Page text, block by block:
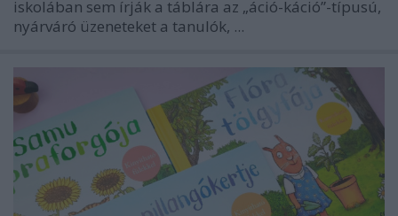
iskolában sem írják a táblára az „áció-káció”-típusú,
nyárváró üzeneteket a tanulók, ...